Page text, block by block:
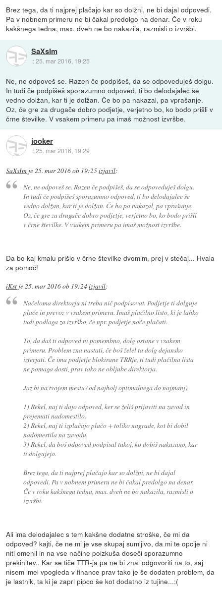
Brez tega, da ti najprej plačajo kar so dolžni, ne bi dajal odpovedi.
Pa v nobnem primeru ne bi čakal predolgo na denar. Če v roku
kakšnega tedna, max. dveh ne bo nakazila, razmisli o izvršbi.
SaXsIm
::25. mar 2016, 19:25
Ne, ne odpoveš se. Razen če podpišeš, da se odpoveduješ dolgu.
In tudi če podpišeš sporazumno odpoved, ti bo delodajalec še
vedno dolžan, kar ti je dolžan. Če bo pa nakazal, pa vprašanje.
Oz, če gre za drugače dobro podjetje, verjetno bo, ko bodo prišli v
črne številke. V vsakem primeru pa imaš možnost izvršbe.
jooker
::25. mar 2016, 19:29
SaXsIm je 25. mar 2016 ob 19:25izjavil:
Ne, ne odpoveš se. Razen če podpišeš, da se odpoveduješ dolgu.
In tudi če podpišeš sporazumno odpoved, ti bo delodajalec še
vedno dolžan, kar ti je dolžan. Če bo pa nakazal, pa vprašanje.
Oz, če gre za drugače dobro podjetje, verjetno bo, ko bodo prišli
v črne številke. V vsakem primeru pa imaš možnost izvršbe.
Da bo kaj kmalu prišlo v črne številke dvomim, prej v stečaj... Hvala
za pomoč!
iKst je25. mar 2016 ob 19:24izjavil:
Načeloma direktorju ni treba nič podpisovat. Podjetje ti dolguje
plače in prevoz v vsakem primeru. Imaš plačilno listo, ki je lahko
tudi podlaga za izvršbo, če npr. podjetje noče plačati.
To, da daš ti odpoved ni pomembno, dolg ostane v vsakem
primeru. Problem zna nastati, če boš želel ta dolg dejansko
izterjati. Če ima podjetje blokirane TRRje, ti tudi plačilna lista
ne pomaga dosti, prav tako ne obljube direktorja.
Jaz bi na tvojem mestu (od najbolj optimalnega do najmanj)
1) Rekel, naj ti dajo odpoved, ker se želiš prijaviti na zavod in
prejemati nadomestilo.
2) Rekel, naj ti izplačajo plačo + toliko nagrade, kot bi dobil
nadomestila na zavodu.
3) Rekel, da boš odpoved podpisal takoj, ko dobiš nakazano, kar
ti dolgujejo.
Brez tega, da ti najprej plačajo kar so dolžni, ne bi dajal
odpovedi. Pa v nobnem primeru ne bi čakal predolgo na denar.
Če v roku kakšnega tedna, max. dveh ne bo nakazila, razmisli o
izvršbi.
Ali ima delodajalec s tem kakšne dodatne stroške, če mi da
odpoved? kajti, če ne mi je vse skupaj sumljivo, da mi te opcije ni
niti omenil in na vse načine poizkuša doseči sporazumno
prekinitev.. Kar se tiče TTR-ja pa ne bi znal odgovoriti na to, saj
nisem imel vpogleda v finance prav tako je še dodaten problem, da
je lastnik, ta ki je zaprl pipco še kot dodatno iz tujine...:(